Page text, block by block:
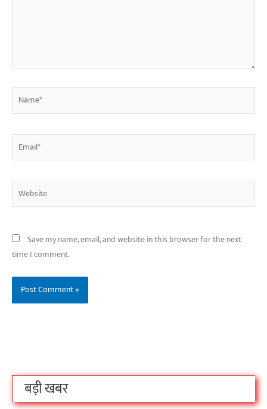
Website
Save my name, email, and website in this browser for the next
time I comment.
बड़ी खबर